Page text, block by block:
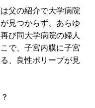
父の紹介で大学病院
見つからず、あらゆ
び同大学病院の婦人
で、子宮内膜に子宮
、良性ポリープが見